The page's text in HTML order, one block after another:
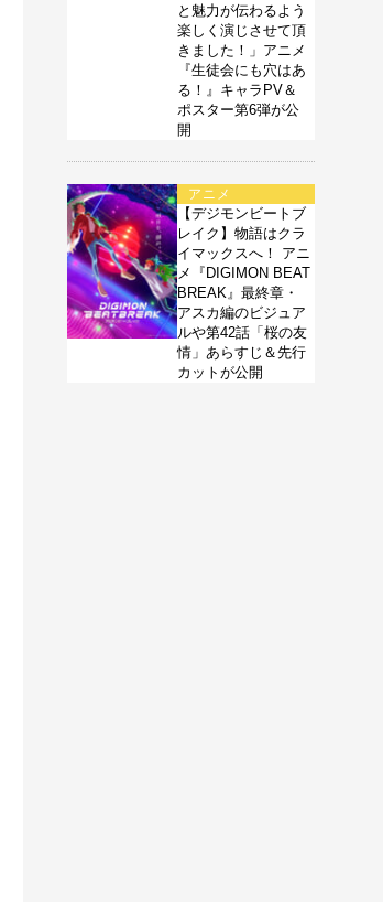
と魅力が伝わるよう
楽しく演じさせて頂
きました！」アニメ
『生徒会にも穴はあ
る！』キャラPV＆
ポスター第6弾が公
開
アニメ
【デジモンビートブ
レイク】物語はクラ
イマックスへ！ アニ
メ『DIGIMON BEAT
BREAK』最終章・
アスカ編のビジュア
ルや第42話「桜の友
情」あらすじ＆先行
カットが公開